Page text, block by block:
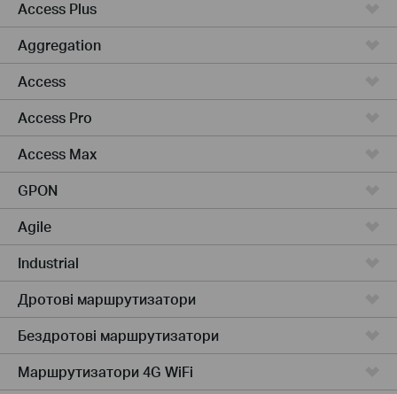
Access Plus
Aggregation
Access
Access Pro
Access Max
GPON
Agile
Industrial
Дротові маршрутизатори
Бездротові маршрутизатори
Маршрутизатори 4G WiFi